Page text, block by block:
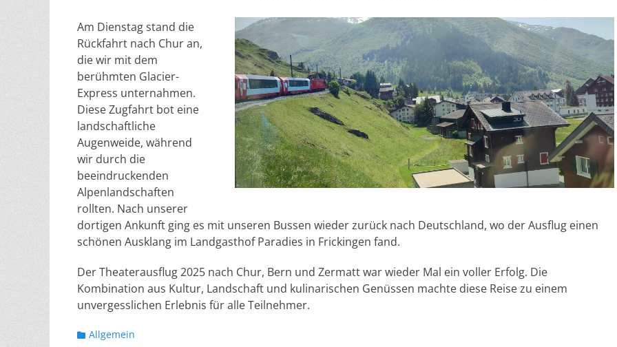
Am Dienstag stand die
Rückfahrt nach Chur an,
die wir mit dem
berühmten Glacier-
Express unternahmen.
Diese Zugfahrt bot eine
landschaftliche
Augenweide, während
wir durch die
beeindruckenden
Alpenlandschaften
rollten. Nach unserer
dortigen Ankunft ging es mit unseren Bussen wieder zurück nach Deutschland, wo der Ausflug einen
schönen Ausklang im Landgasthof Paradies in Frickingen fand.
Der Theaterausflug 2025 nach Chur, Bern und Zermatt war wieder Mal ein voller Erfolg. Die
Kombination aus Kultur, Landschaft und kulinarischen Genüssen machte diese Reise zu einem
unvergesslichen Erlebnis für alle Teilnehmer.
Kategorien
Allgemein